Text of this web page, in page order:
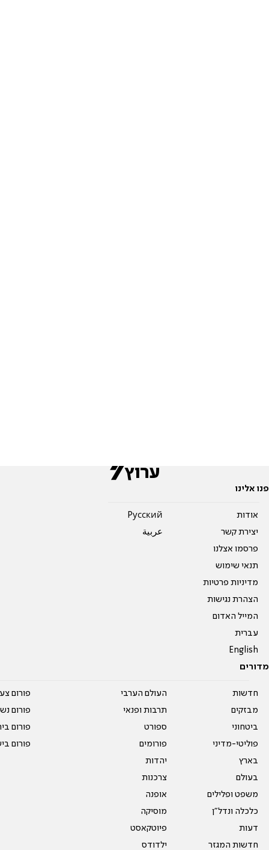
פנו אלינו
אודות
יצירת קשר
פרסמו אצלנו
תנאי שימוש
מדיניות פרטיות
הצהרת נגישות
המייל האדום
עברית
English
Pусский
عربية
מדורים
חדשות
מבזקים
ביטחוני
פוליטי-מדיני
בארץ
בעולם
משפט ופלילים
כלכלה ונדל"ן
דעות
חדשות המגזר
העולם הערבי
תרבות ופנאי
ספורט
פורומים
יהדות
צרכנות
אופנה
מוסיקה
פיוטקאסט
ילדודס
פורום
פורום
פורום
פורום